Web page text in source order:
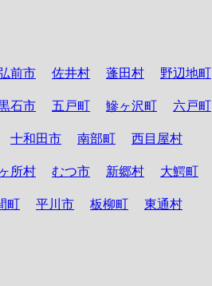
前市 佐井村 蓬田村 野辺地町
石市 五戸町 鰺ヶ沢町 六戸町
十和田市 南部町 西目屋村
所村 むつ市 新郷村 大鰐町
町 平川市 板柳町 東通村